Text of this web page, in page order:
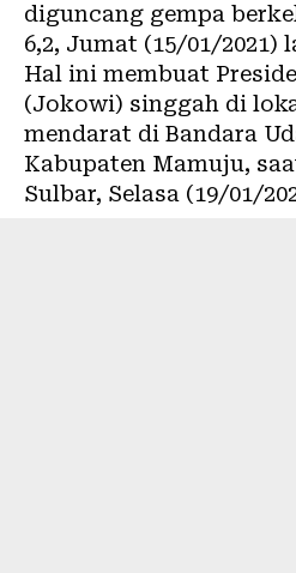
diguncang gempa
6,2, Jumat (15/01/2021)
Hal ini membuat
(Jokowi) singgah di
mendarat di Bandara
Kabupaten Mamuju,
Sulbar, Selasa (19/01/